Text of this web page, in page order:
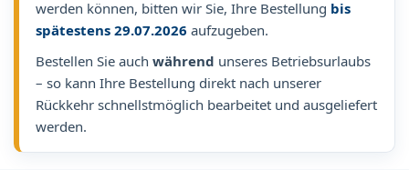
werden können, bitten wir Sie, Ihre Bestellung bis
spätestens 29.07.2026 aufzugeben.
Bestellen Sie auch während unseres Betriebsurlaubs
– so kann Ihre Bestellung direkt nach unserer
Rückkehr schnellstmöglich bearbeitet und ausgeliefert
werden.